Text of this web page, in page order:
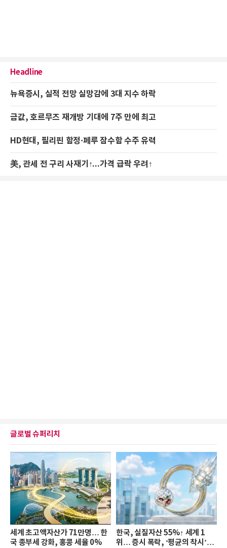
Headline
뉴욕증시, 실적 전망 실망감에 3대 지수 하락
금값, 호르무즈 재개방 기대에 7주 만에 최고
HD현대, 필리핀 함정·페루 잠수함 수주 유력
美, 관세 전 구리 사재기↑...가격 급락 우려↑
글로벌 슈퍼리치
세계 초고액자산가 71만명… 한
국 종부세 강화, 홍콩 세율 0%
한국, 실질자산 55%↑ 세계 1
위… 증시 폭락, ‘평균의 착시’와